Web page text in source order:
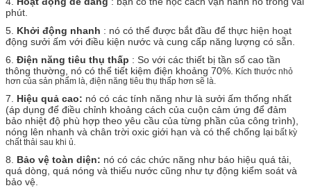
phút.
5. Khởi động nhanh : nó có thể được bắt đầu để thực hiện hoạt
động sưởi ấm với điều kiện nước và cung cấp năng lượng có sẵn.
6. Điện năng tiêu thụ thấp : So với các thiết bị tần số cao tần
thông thường, nó có thể tiết kiệm điện khoảng 70%. Kích thước nhỏ
hơn của sản phẩm là, điện năng tiêu thụ thấp hơn sẽ là.
7. Hiệu quả cao: nó có các tính năng như là sưởi ấm thống nhất
(áp dụng để điều chỉnh khoảng cách của cuộn cảm ứng để đảm
bảo nhiệt độ phù hợp theo yêu cầu của từng phần của công trình),
nóng lên nhanh và chân trời oxic giới hạn và có thể chống lại bất kỳ
chất thải sau khi ủ.
8. Bảo vệ toàn diện: nó có các chức năng như báo hiệu quá tải,
quá dòng, quá nóng và thiếu nước cũng như tự động kiểm soát và
bảo vệ.